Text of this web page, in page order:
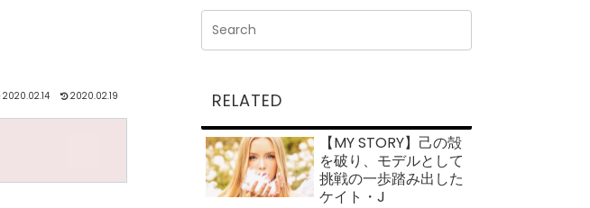
2020.02.14 2020.02.19 RELATED
【MY STORY】己の殻
を破り、モデルとして
挑戦の一歩踏み出した
ケイト・J